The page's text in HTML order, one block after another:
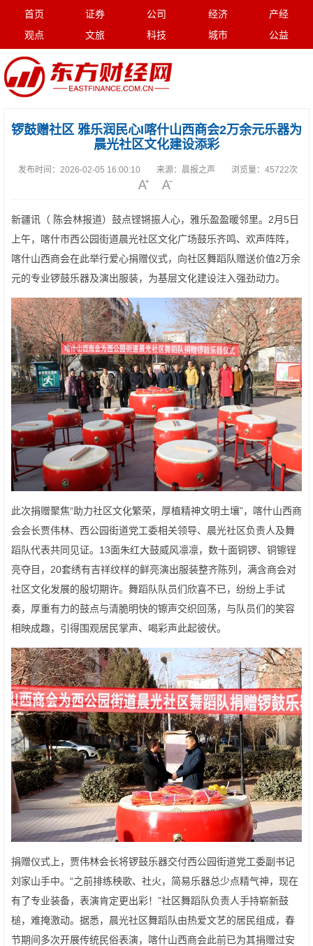
首页 证券 公司 经济
产经
观点
文旅 科技 城市 公益
锣鼓赠社区 雅乐润民心I喀什山西商会2万余元乐器为
晨光社区文化建设添彩
发布时间： 2026-02-05 16:00:10 来源： 晨报之声 浏览量： 45722次
新疆讯（ 陈会林报道）鼓点铿锵振人心，雅乐盈盈暖邻里。2月5日
上午，喀什市西公园街道晨光社区文化广场鼓乐齐鸣、欢声阵阵，
喀什山西商会在此举行爱心捐赠仪式，向社区舞蹈队赠送价值2万余
元的专业锣鼓乐器及演出服装，为基层文化建设注入强劲动力。
此次捐赠聚焦“助力社区文化繁荣，厚植精神文明土壤”，喀什山西商
会会长贾伟林、西公园街道党工委相关领导、晨光社区负责人及舞
蹈队代表共同见证。13面朱红大鼓威风凛凛，数十面铜锣、铜镲锃
亮夺目，20套绣有吉祥纹样的鲜亮演出服装整齐陈列，满含商会对
社区文化发展的殷切期许。舞蹈队队员们欣喜不已，纷纷上手试
奏，厚重有力的鼓点与清脆明快的镲声交织回荡，与队员们的笑容
相映成趣，引得围观居民掌声、喝彩声此起彼伏。
捐赠仪式上，贾伟林会长将锣鼓乐器交付西公园街道党工委副书记
刘家山手中。“之前排练秧歌、社火，简易乐器总少点精气神，现在
有了专业装备，表演肯定更出彩！”社区舞蹈队负责人手持崭新鼓
槌，难掩激动。据悉，晨光社区舞蹈队由热爱文艺的居民组成，春
节期间多次开展传统民俗表演，喀什山西商会此前已为其捐赠过安